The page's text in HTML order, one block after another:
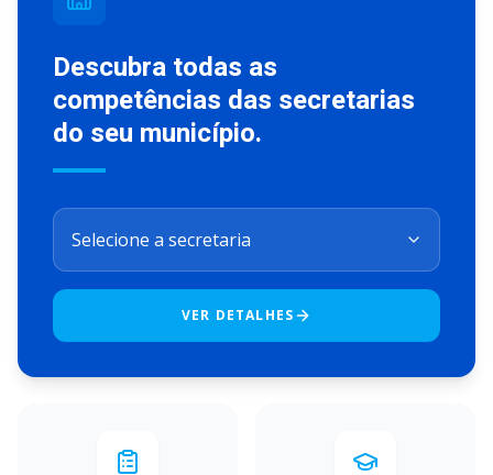
Descubra todas as
competências das secretarias
do seu município.
VER DETALHES